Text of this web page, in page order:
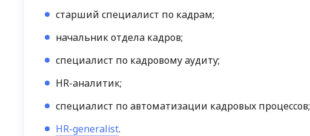
старший специалист по кадрам;
начальник отдела кадров;
специалист по кадровому аудиту;
HR-аналитик;
специалист по автоматизации кадровых процессов;
HR-generalist.